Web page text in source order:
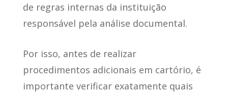
de regras internas da instituição
responsável pela análise documental.
Por isso, antes de realizar
procedimentos adicionais em cartório, é
importante verificar exatamente quais